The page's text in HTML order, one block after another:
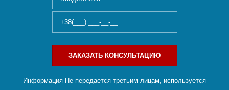
ЗАКАЗАТЬ КОНСУЛЬТАЦИЮ
Информация Не передается третьим лицам, используется